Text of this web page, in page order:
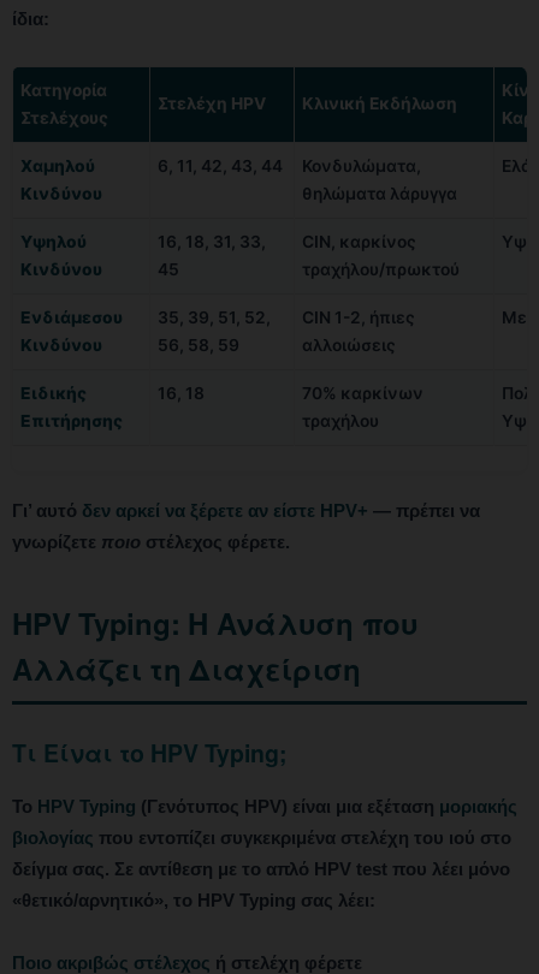
ίδια:
Κατηγορία
Στελέχους
Στελέχη HPV Κλινική Εκδήλωση
Χαμηλού
Κινδύνου
6, 11, 42, 43, 44
Κονδυλώματα,
θηλώματα λάρυγγα
Υψηλού
Κινδύνου
16, 18, 31, 33,
45
CIN, καρκίνος
τραχήλου/πρωκτού
Ενδιάμεσου
Κινδύνου
35, 39, 51, 52,
56, 58, 59
CIN 1-2, ήπιες
αλλοιώσεις
Ειδικής
Επιτήρησης
16, 18
70% καρκίνων
τραχήλου
Γι’ αυτό δεν αρκεί να ξέρετε αν είστε HPV+ — πρέπει να
γνωρίζετε ποιο στέλεχος φέρετε.
HPV Typing: Η Ανάλυση που
Αλλάζει τη Διαχείριση
Τι Είναι το HPV Typing;
Το HPV Typing (Γενότυπος HPV) είναι μια εξέταση μοριακής
βιολογίας που εντοπίζει συγκεκριμένα στελέχη του ιού στο
δείγμα σας. Σε αντίθεση με το απλό HPV test που λέει μόνο
«θετικό/αρνητικό», το HPV Typing σας λέει:
Ποιο ακριβώς στέλεχος ή στελέχη φέρετε